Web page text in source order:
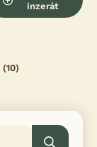
inzerát
(10)